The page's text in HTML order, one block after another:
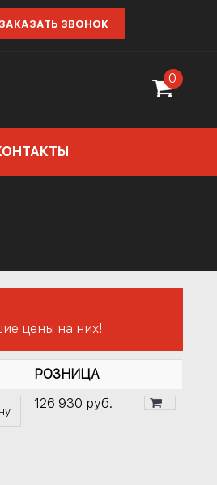
ЗАКАЗАТЬ ЗВОНОК
0
цены на них!
РОЗНИЦА
126 930 руб.